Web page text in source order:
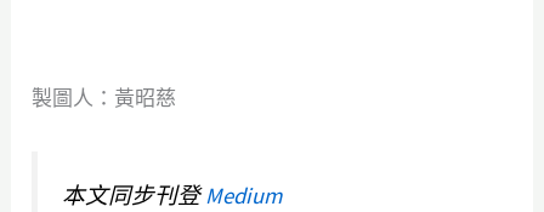
製圖人：黃昭慈
本文同步刊登Medium